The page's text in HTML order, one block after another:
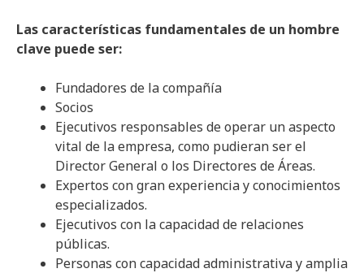
Las características fundamentales de un hombre
clave puede ser:
Fundadores de la compañía
Socios
Ejecutivos responsables de operar un aspecto
vital de la empresa, como pudieran ser el
Director General o los Directores de Áreas.
Expertos con gran experiencia y conocimientos
especializados.
Ejecutivos con la capacidad de relaciones
públicas.
Personas con capacidad administrativa y amplia